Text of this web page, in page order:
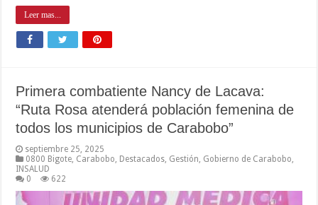
Leer mas...
Primera combatiente Nancy de Lacava:
“Ruta Rosa atenderá población femenina de
todos los municipios de Carabobo”
septiembre 25, 2025
0800 Bigote, Carabobo, Destacados, Gestión, Gobierno de Carabobo,
INSALUD
0
622